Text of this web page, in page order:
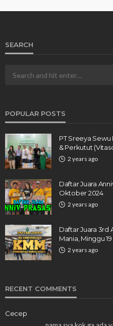
SEARCH
POPULAR POSTS
PT Sreeya
& Perkutut
2 years ago
Daftar Juara
Oktober 2024
2 years ago
Daftar Juara 3rd
Mania, Minggu
2 years ago
RECENT COMMENTS
Cecep